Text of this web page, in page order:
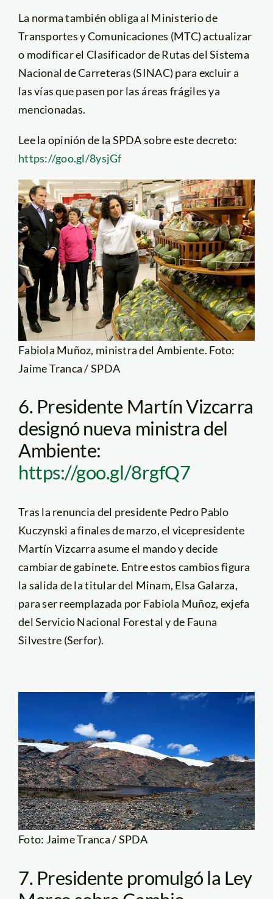
La norma también obliga al Ministerio de
Transportes y Comunicaciones (MTC) actualizar
o modificar el Clasificador de Rutas del Sistema
Nacional de Carreteras (SINAC) para excluir a
las vías que pasen por las áreas frágiles ya
mencionadas.
Lee la opinión de la SPDA sobre este decreto:
https://goo.gl/8ysjGf
Fabiola Muñoz, ministra del Ambiente. Foto:
Jaime Tranca / SPDA
6. Presidente Martín Vizcarra
designó nueva ministra del
Ambiente:
https://goo.gl/8rgfQ7
Tras la renuncia del presidente Pedro Pablo
Kuczynski a finales de marzo, el vicepresidente
Martín Vizcarra asume el mando y decide
cambiar de gabinete. Entre estos cambios figura
la salida de la titular del Minam, Elsa Galarza,
para ser reemplazada por Fabiola Muñoz, exjefa
del Servicio Nacional Forestal y de Fauna
Silvestre (Serfor).
Foto: Jaime Tranca / SPDA
7. Presidente promulgó la Ley